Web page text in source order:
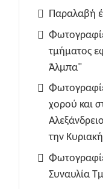
Παραλαβή
τμήματος
Άλμπα"
χορού και
την
Συναυλία